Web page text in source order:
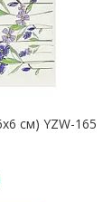
см) YZW-165